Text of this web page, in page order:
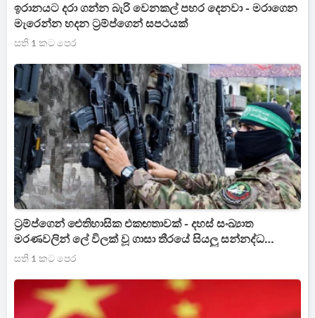
ඉරානයට දරා ගන්න බැරි වෙනකල් පහර දෙනවා - මරාගෙන
මැරෙන්න හදන ට්‍රම්ප්ගෙන් සපථයක්
සති 1 කට පෙර
ට්‍රම්ප්ගෙන් ඓතිහාසික එකඟතාවක් - දහස් සංඛ්‍යාත
මරණවලින් ලේ විලක් වූ ගාසා තීරයේ සියලු සන්නද්ධ
කණ්ඩායම් සම්පූර්ණයෙන් නිරායුධ කරයි
සති 1 කට පෙර